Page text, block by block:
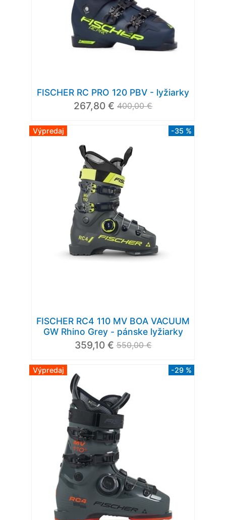
FISCHER RC PRO 120 PBV - lyžiarky
267,80 € 400,00 €
Výpredaj -35 %
FISCHER RC4 110 MV BOA VACUUM
GW Rhino Grey - pánske lyžiarky
359,10 € 550,00 €
Výpredaj -29 %